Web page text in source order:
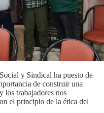
y Sindical ha puesto de
de construir una
los trabajadores nos
el principio de la ética del